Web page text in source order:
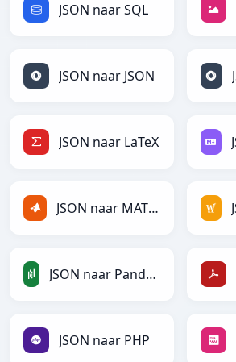
JSON naar SQL
JSON naar JSON
JSON naar LaTeX
JSON naar MATLAB
JSON naar PandasDataFrame
JSON naar PHP